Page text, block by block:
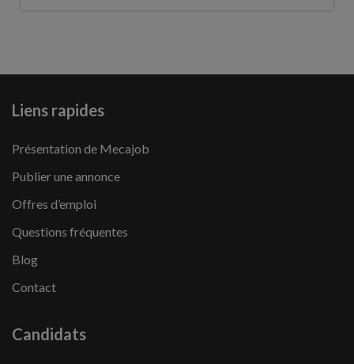
Liens rapides
Présentation de Mecajob
Publier une annonce
Offres d’emploi
Questions fréquentes
Blog
Contact
Candidats